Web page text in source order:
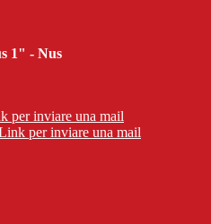
1" - Nus
per inviare una mail
per inviare una mail